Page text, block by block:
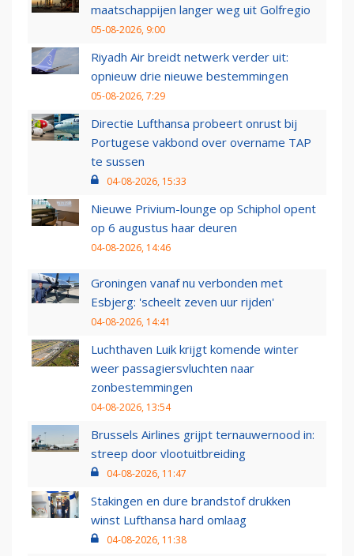
maatschappijen langer weg uit Golfregio
05-08-2026, 9:00
Riyadh Air breidt netwerk verder uit:
opnieuw drie nieuwe bestemmingen
05-08-2026, 7:29
Directie Lufthansa probeert onrust bij
Portugese vakbond over overname TAP
te sussen
04-08-2026, 15:33
Nieuwe Privium-lounge op Schiphol opent
op 6 augustus haar deuren
04-08-2026, 14:46
Groningen vanaf nu verbonden met
Esbjerg: 'scheelt zeven uur rijden'
04-08-2026, 14:41
Luchthaven Luik krijgt komende winter
weer passagiersvluchten naar
zonbestemmingen
04-08-2026, 13:54
Brussels Airlines grijpt ternauwernood in:
streep door vlootuitbreiding
04-08-2026, 11:47
Stakingen en dure brandstof drukken
winst Lufthansa hard omlaag
04-08-2026, 11:38